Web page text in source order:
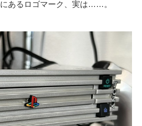
の未来
選べる
ント
説
ニティ
あるロゴマーク、実は……。